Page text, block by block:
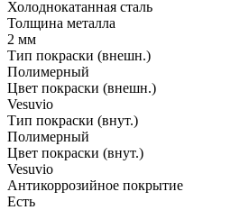
Холоднокатанная сталь
Толщина металла
2 мм
Тип покраски (внешн.)
Полимерный
Цвет покраски (внешн.)
Vesuvio
Тип покраски (внут.)
Полимерный
Цвет покраски (внут.)
Vesuvio
Антикоррозийное покрытие
Есть